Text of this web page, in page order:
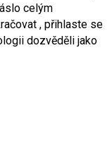
celým
, přihlaste se
dozvěděli jako